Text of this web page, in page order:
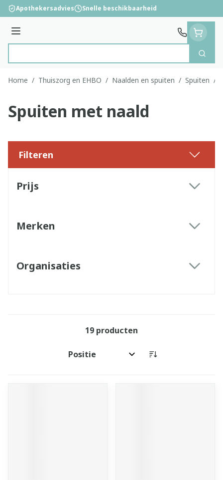
Ga naar de inhoud
Apothekersadvies Snelle beschikbaarheid
Menu
Zoek
Home / Thuiszorg en EHBO / Naalden en spuiten / Spuiten /
Spuiten met naald
Filteren
Prijs
Merken
Organisaties
19 producten
Sorteer op: